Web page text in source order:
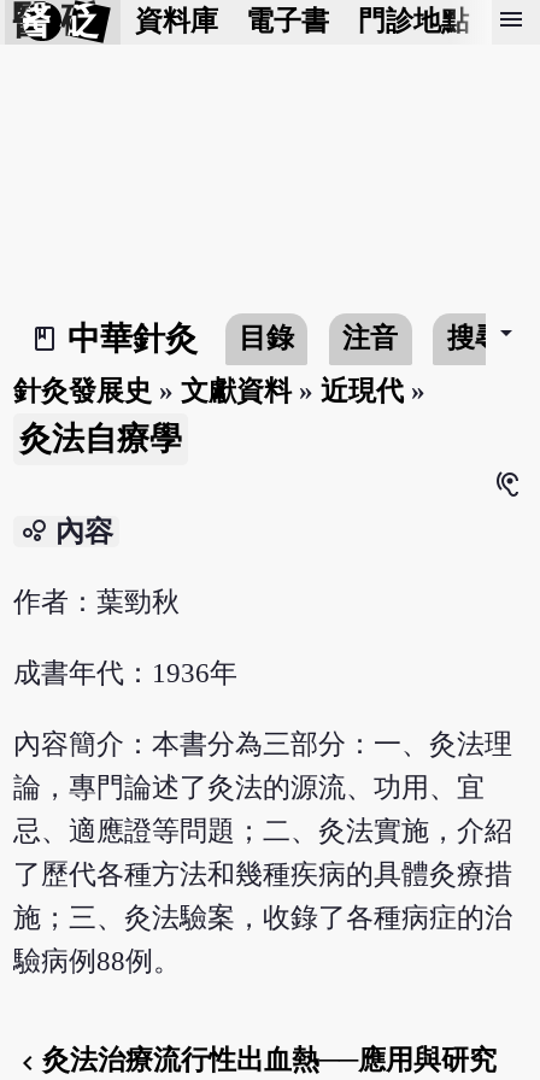
醫 砭 資料庫 電子書 門診地點 預
menu
book_2
中華針灸 目錄 注音 搜尋arrow_drop_down
針灸發展史 »文獻資料»近現代 »
灸法自療學
hearing
bubble_chart 內容
作者：葉勁秋
成書年代：1936年
內容簡介：本書分為三部分：一、灸法理
論，專門論述了灸法的源流、功用、宜
忌、適應證等問題；二、灸法實施，介紹
了歷代各種方法和幾種疾病的具體灸療措
施；三、灸法驗案，收錄了各種病症的治
驗病例88例。
chevron_left灸法治療流行性出血熱──應用與研究